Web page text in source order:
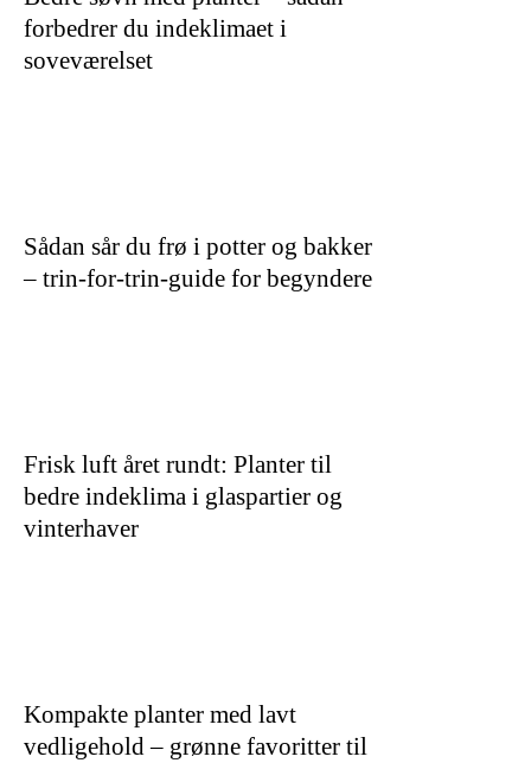
forbedrer du indeklimaet i
soveværelset
Sådan sår du frø i potter og bakker
– trin-for-trin-guide for begyndere
Frisk luft året rundt: Planter til
bedre indeklima i glaspartier og
vinterhaver
Kompakte planter med lavt
vedligehold – grønne favoritter til